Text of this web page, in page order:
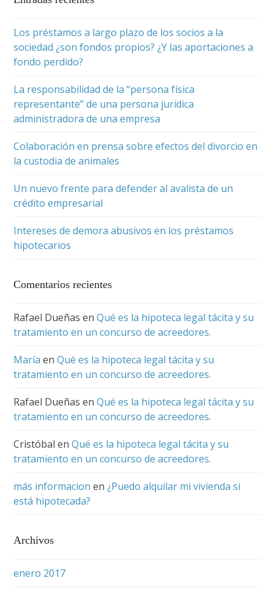
Los préstamos a largo plazo de los socios a la
sociedad ¿son fondos propios? ¿Y las aportaciones a
fondo perdido?
La responsabilidad de la “persona física
representante” de una persona jurídica
administradora de una empresa
Colaboración en prensa sobre efectos del divorcio en
la custodia de animales
Un nuevo frente para defender al avalista de un
crédito empresarial
Intereses de demora abusivos en los préstamos
hipotecarios
Comentarios recientes
Rafael Dueñas enQué es la hipoteca legal tácita y su
tratamiento en un concurso de acreedores.
María enQué es la hipoteca legal tácita y su
tratamiento en un concurso de acreedores.
Rafael Dueñas enQué es la hipoteca legal tácita y su
tratamiento en un concurso de acreedores.
Cristóbal enQué es la hipoteca legal tácita y su
tratamiento en un concurso de acreedores.
más informacion en¿Puedo alquilar mi vivienda si
está hipotecada?
Archivos
enero 2017